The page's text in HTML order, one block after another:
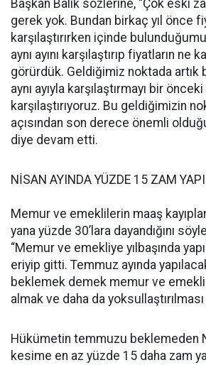
Başkan Balık sözlerine, “Çok eski
gerek yok. Bundan birkaç yıl önce
karşılaştırırken içinde
aynı ayını karşılaştırıp fiyatların ne
görürdük. Geldiğimiz noktada artık
aynı ayıyla karşılaştırmayı bir
karşılaştırıyoruz. Bu geldiğimizin
açısından son derece önemli
diye devam etti.
NİSAN AYINDA YÜZDE 15 ZAM
Memur ve emeklilerin maaş
yana yüzde 30’lara dayandığını
“Memur ve emekliye yılbaşında
eriyip gitti. Temmuz ayında
beklemek demek memur ve
almak ve daha da
Hükümetin temmuzu beklemeden
kesime en az yüzde 15 daha zam